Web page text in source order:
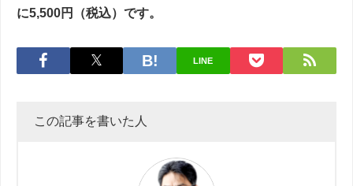
に5,500円（税込）です。
LINE
この記事を書いた人